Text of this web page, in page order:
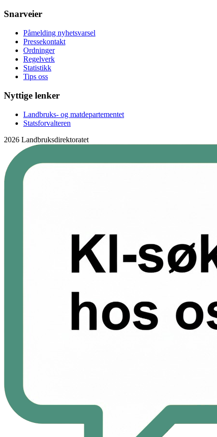
Snarveier
Påmelding nyhetsvarsel
Pressekontakt
Ordninger
Regelverk
Statistikk
Tips oss
Nyttige lenker
Landbruks- og matdepartementet
Statsforvalteren
2026 Landbruksdirektoratet